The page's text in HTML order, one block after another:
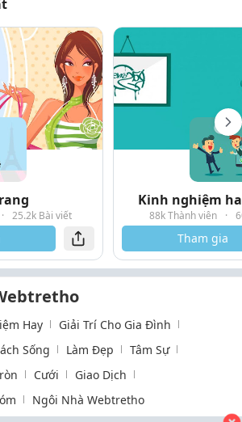
· 25.2k Bài viết
Kinh nghiệm
88k Thành viên ·
Tham gia
Hay
Giải Trí Cho Gia Đình
Sống Làm Đẹp
Tâm Sự
Cưới
Giao Dịch
Ngôi Nhà Webtretho